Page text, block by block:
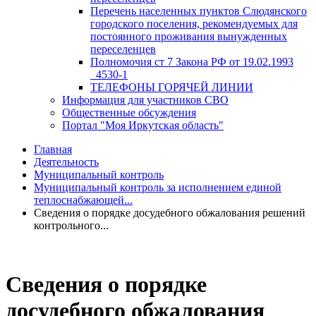
Перечень населенных пунктов Слюдянского
городского поселения, рекомендуемых для
постоянного проживания вынужденных
переселенцев
Полномочия ст 7 Закона РФ от 19.02.1993
_4530-1
ТЕЛЕФОНЫ ГОРЯЧЕЙ ЛИНИИ
Информация для участников СВО
Общественные обсуждения
Портал "Моя Иркутская область"
Главная
Деятельность
Муниципальный контроль
Муниципальный контроль за исполнением единой
теплоснабжающей...
Сведения о порядке досудебного обжалования решений
контрольного...
Сведения о порядке
досудебного обжалования